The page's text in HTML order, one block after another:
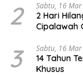
2 Sabtu, 16
2 Hari
Cipalawah
3 Sabtu, 16
14 Tahun
Khusus